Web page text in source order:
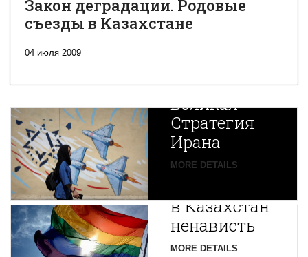
Закон деградации. Родовые
съезды в Казахстане
04 июля 2009
Новая
Великая
Стратегия
Ирана
MORE DETAILS
Путин
в Казахстан
ненависть
MORE DETAILS
Центральной
Азии
зарождается